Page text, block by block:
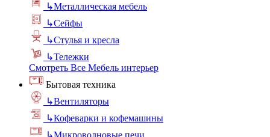
↳Металлическая мебель
↳Сейфы
↳Стулья и кресла
↳Тележки
Смотреть Все Мебель интерьер
Бытовая техника
↳Вентиляторы
↳Кофеварки и кофемашины
↳Микроволновые печи